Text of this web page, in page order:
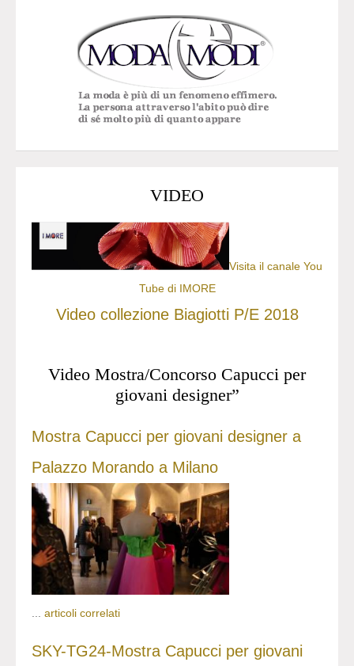
VIDEO
Visita il canale You
Tube di IMORE
Video collezione Biagiotti P/E 2018
Video Mostra/Concorso Capucci per
giovani designer”
Mostra Capucci per giovani designer a
Palazzo Morando a Milano
articoli correlati
SKY-TG24-Mostra Capucci per giovani